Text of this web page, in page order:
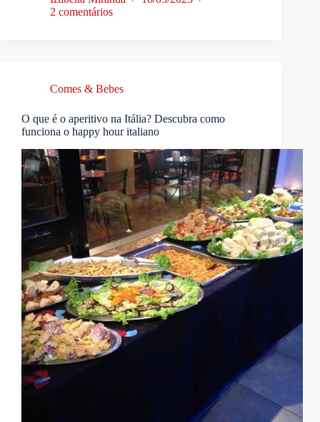
2 comentários
Comes & Bebes
O que é o aperitivo na Itália? Descubra como
funciona o happy hour italiano